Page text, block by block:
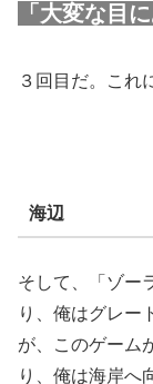
「大変な目
３回目だ。これ
海辺
そして、「ゾー
り、俺はグレー
が、このゲーム
り、俺は海岸へ